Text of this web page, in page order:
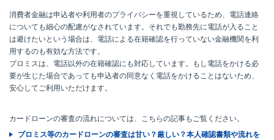
消費者金融は申込者や利用者のプライバシーを重視しているため、電話連絡
についても細心の配慮がなされています。それでも勤務先に電話が入ること
は避けたいという場合は、電話による在籍確認を行っていない金融機関を利
用するのも有効な方法です。
プロミスは、電話以外の在籍確認にも対応しています。もし電話をかける必
要が生じた場合であっても申込者の同意なく電話をかけることはないため、
安心してご利用いただけます。
カードローンの審査の流れについては、こちらの記事もご覧ください。
プロミス等のカードローンの審査は甘い？厳しい？本人確認書類や流れを